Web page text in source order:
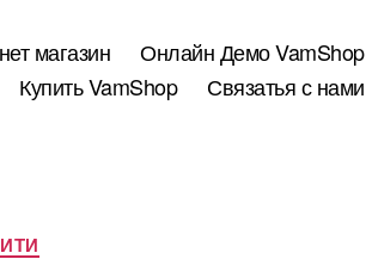
магазин
Онлайн Демо VamShop
Купить VamShop
Связатья с нами